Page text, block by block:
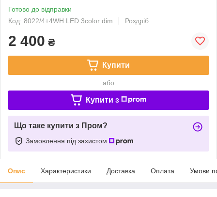
Готово до відправки
Код: 8022/4+4WH LED 3color dim
Роздріб
2 400 ₴
Купити
або
Купити з
Що таке купити з Пром?
Замовлення під захистом
Опис Характеристики Доставка Оплата Умови